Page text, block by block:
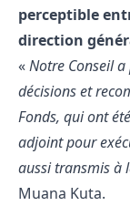
perceptible
direction
«Notre Conseil
décisions et
Fonds, qui ont
adjoint pour
aussi transmis à
Muana Kuta.